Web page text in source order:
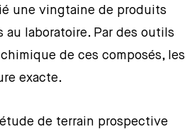
une vingtaine de produits
laboratoire. Par des outils
de ces composés, les
exacte.
de terrain prospective